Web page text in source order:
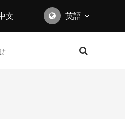
文 英語